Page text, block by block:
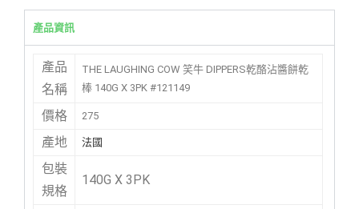
產品資訊
產品
名稱
THE LAUGHING COW 笑牛 DIPPERS乾酪沾醬餅乾
棒 140G X 3PK #121149
價格 275
產地 法國
包裝
規格
140G X 3PK